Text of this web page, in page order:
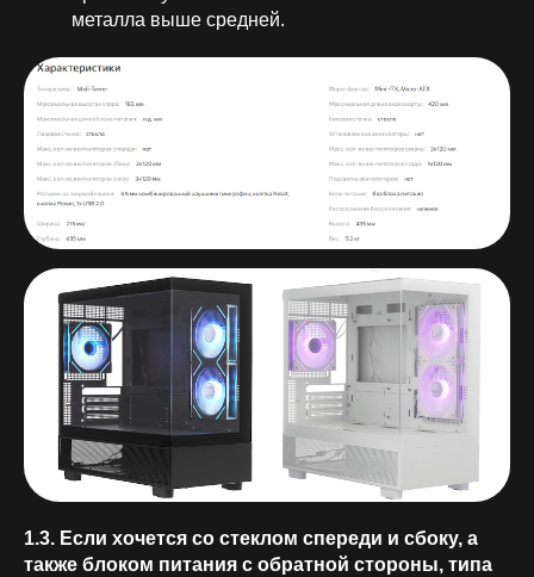
металла выше средней.
1.3. Если хочется со стеклом спереди и сбоку, а
также блоком питания с обратной стороны, типа